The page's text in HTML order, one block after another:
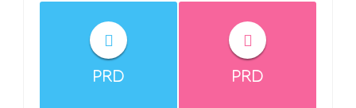
PRD PRD